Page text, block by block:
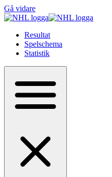
Gå vidare
Resultat
Spelschema
Statistik